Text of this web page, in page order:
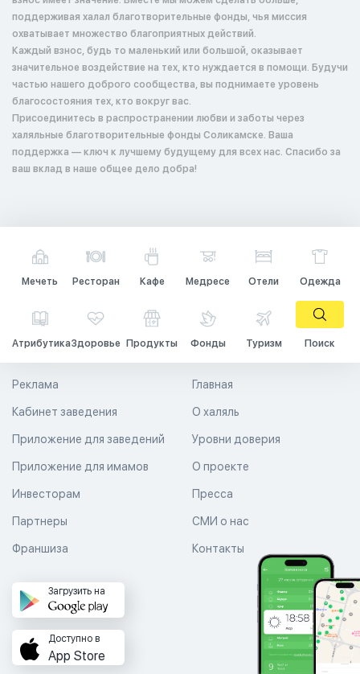
поддерживая халал благотворительные фонды, чья миссия
охватывает множество благоприятных действий.
Каждый взнос, будь то маленький или большой, оказывает
значительное воздействие на тех, кто нуждается в помощи. Будучи
частью нашего доброго сообщества, вы поднимаете уровень
благосостояния тех, кто вокруг вас.
Присоединитесь в распространении любви и заботы через
халяльные благотворительные фонды Соликамске. Ваша
поддержка — ключ к лучшему будущему для всех нас. Спасибо за
ваш вклад в наше общее дело добра!
Мечеть Ресторан Кафе Медресе Отели Одежда
АтрибутикаЗдоровье Продукты Фонды Туризм Поиск
Главная
О халяль
Уровни доверия
Реклама
Кабинет заведения
Приложение для заведений
Приложение для имамов О проекте
Пресса
СМИ о нас
Контакты
Инвесторам
Партнеры
Франшиза
Загрузить на
Доступно в
App Store